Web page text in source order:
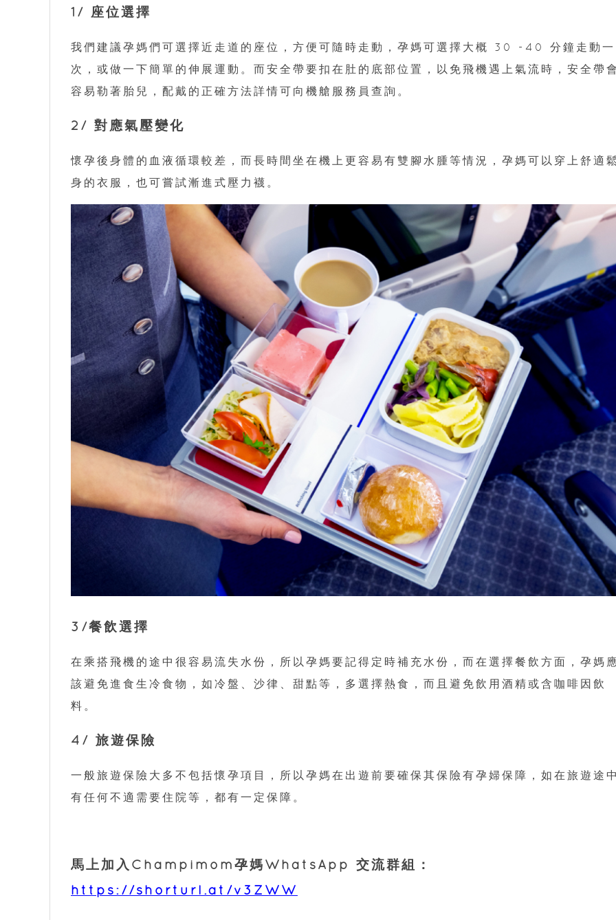
1/ 座位選擇
我們建議孕媽們可選擇近走道的座位，方便可隨時走動，孕媽可選擇大概 30 -40 分鐘走動一
次，或做一下簡單的伸展運動。而安全帶要扣在肚的底部位置，以免飛機遇上氣流時，安全帶
容易勒著胎兒，配戴的正確方法詳情可向機艙服務員查詢。
2/ 對應氣壓變化
懷孕後身體的血液循環較差，而長時間坐在機上更容易有雙腳水腫等情況，孕媽可以穿上舒適
身的衣服，也可嘗試漸進式壓力襪。
3/餐飲選擇
在乘搭飛機的途中很容易流失水份，所以孕媽要記得定時補充水份，而在選擇餐飲方面，孕媽
該避免進食生冷食物，如冷盤、沙律、甜點等，多選擇熱食，而且避免飲用酒精或含咖啡因飲
料。
4/ 旅遊保險
一般旅遊保險大多不包括懷孕項目，所以孕媽在出遊前要確保其保險有孕婦保障，如在旅遊途
有任何不適需要住院等，都有一定保障。
馬上加入Champimom孕媽WhatsApp 交流群組：
https://shorturl.at/v3ZWW